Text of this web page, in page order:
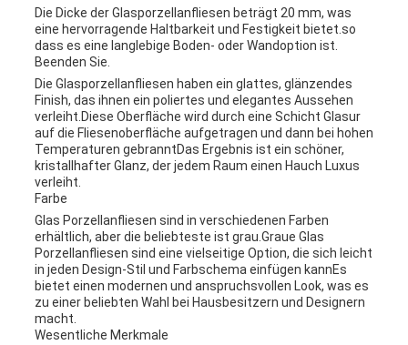
Die Dicke der Glasporzellanfliesen beträgt 20 mm, was
eine hervorragende Haltbarkeit und Festigkeit bietet.so
dass es eine langlebige Boden- oder Wandoption ist.
Beenden Sie.
Die Glasporzellanfliesen haben ein glattes, glänzendes
Finish, das ihnen ein poliertes und elegantes Aussehen
verleiht.Diese Oberfläche wird durch eine Schicht Glasur
auf die Fliesenoberfläche aufgetragen und dann bei hohen
Temperaturen gebranntDas Ergebnis ist ein schöner,
kristallhafter Glanz, der jedem Raum einen Hauch Luxus
verleiht.
Farbe
Glas Porzellanfliesen sind in verschiedenen Farben
erhältlich, aber die beliebteste ist grau.Graue Glas
Porzellanfliesen sind eine vielseitige Option, die sich leicht
in jeden Design-Stil und Farbschema einfügen kannEs
bietet einen modernen und anspruchsvollen Look, was es
zu einer beliebten Wahl bei Hausbesitzern und Designern
macht.
Wesentliche Merkmale